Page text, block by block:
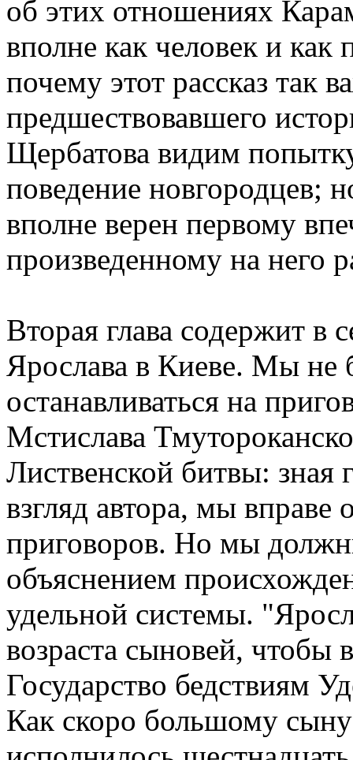
об этих отношениях
вполне как человек и как
почему этот рассказ так
предшествовавшего
Щербатова видим
поведение новгородцев;
вполне верен первому
произведенному на него
Вторая глава содержит в
Ярослава в Киеве. Мы не
останавливаться на
Мстислава
Лиственской битвы: зная
взгляд автора, мы
приговоров. Но мы
объяснением
удельной системы.
возраста сыновей, чтобы
Государство бедствиям
Как скоро большому